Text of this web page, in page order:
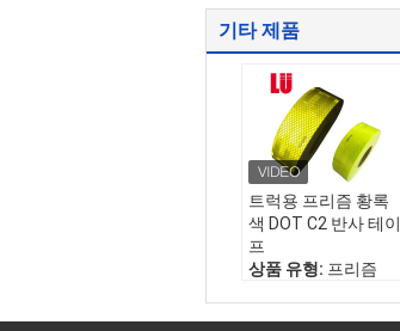
기타 제품
트럭용 프리즘 황록
색 DOT C2 반사 테이
프
상품 유형: 프리즘